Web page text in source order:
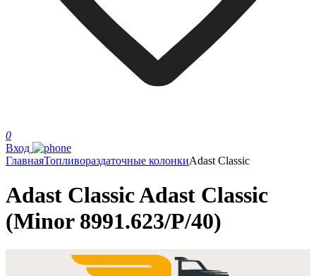
0
Вход
ГлавнаяТопливораздаточные колонкиAdast Classic
Adast Classic Adast Classic
(Minor 8991.623/P/40)